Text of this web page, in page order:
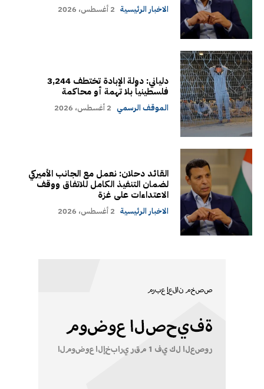
الاخبار الرئيسية 2 أغسطس، 2026
دلياني: دولة الإبادة تختطف 3,244
فلسطينياً بلا تهمة أو محاكمة
الموقف الرسمي 2 أغسطس، 2026
القائد دحلان: نعمل مع الجانب الأميركي
لضمان التنفيذ الكامل للاتفاق ووقف
الاعتداءات على غزة
الاخبار الرئيسية 2 أغسطس، 2026